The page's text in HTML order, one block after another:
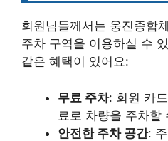
회원님들께서는 웅진종합
주차 구역을 이용하실 수
같은 혜택이 있어요:
무료 주차: 회원 카
료로 차량을 주차할
안전한 주차 공간: